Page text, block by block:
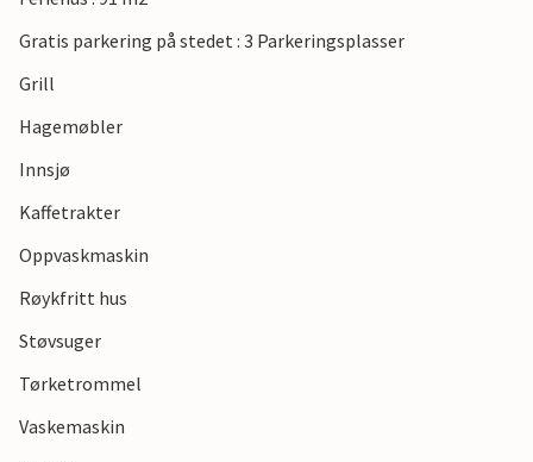
Gratis parkering på stedet : 3 Parkeringsplasser
Grill
Hagemøbler
Innsjø
Kaffetrakter
Oppvaskmaskin
Røykfritt hus
Støvsuger
Tørketrommel
Vaskemaskin